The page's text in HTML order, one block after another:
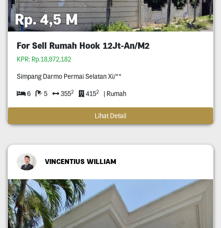
Rp. 4,5 M
For Sell Rumah Hook 12Jt-An/M2
KPR: Rp.18,972,182
Simpang Darmo Permai Selatan Xi/**
6 5 3552 4152 | Rumah
Lihat Detail
VINCENTIUS WILLIAM